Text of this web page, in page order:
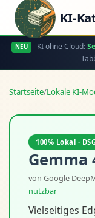
KI-
NEU KI ohne Cloud:
Startseite/Lokale KI-
100% Lokal ·
Gemma
von Google
nutzbar
Vielseitiges